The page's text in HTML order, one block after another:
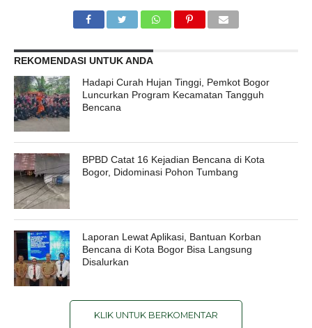
REKOMENDASI UNTUK ANDA
Hadapi Curah Hujan Tinggi, Pemkot Bogor
Luncurkan Program Kecamatan Tangguh
Bencana
BPBD Catat 16 Kejadian Bencana di Kota
Bogor, Didominasi Pohon Tumbang
Laporan Lewat Aplikasi, Bantuan Korban
Bencana di Kota Bogor Bisa Langsung
Disalurkan
KLIK UNTUK BERKOMENTAR